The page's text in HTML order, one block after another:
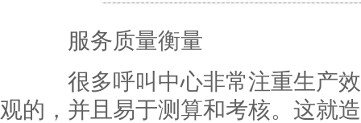
服务质量衡量
很多呼叫中心非常注重生产效
观的，并且易于测算和考核。这就